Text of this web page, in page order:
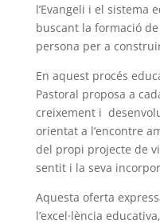
l’Evangeli i el sistema
buscant la formació
persona per a
En aquest procés
Pastoral proposa a
creixement i
orientat a l’encontre
del propi projecte de
sentit i la seva
Aquesta oferta
l’excel·lència